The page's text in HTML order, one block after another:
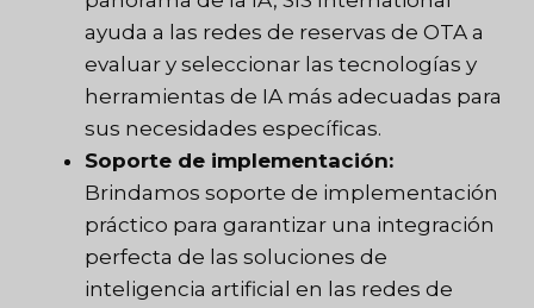
ayuda a las redes de reservas de OTA a
evaluar y seleccionar las tecnologías y
herramientas de IA más adecuadas para
sus necesidades específicas.
Soporte de implementación:
Brindamos soporte de implementación
práctico para garantizar una integración
perfecta de las soluciones de
inteligencia artificial en las redes de